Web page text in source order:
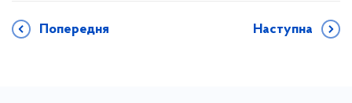
Попередня Наступна